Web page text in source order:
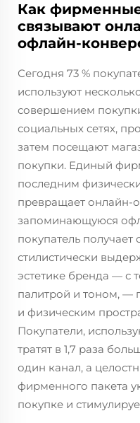
Как
связывают
офлайн-
Сегодня 73 %
используют
совершением
социальных сетях,
затем посещают
покупки. Единый
последним
превращает онлайн-
запоминающуюся
покупатель получает
стилистически
эстетике бренда — с
палитрой и тоном, —
и физическим
Покупатели,
тратят в 1,7 раза
один канал, а
фирменного пакета
покупке и